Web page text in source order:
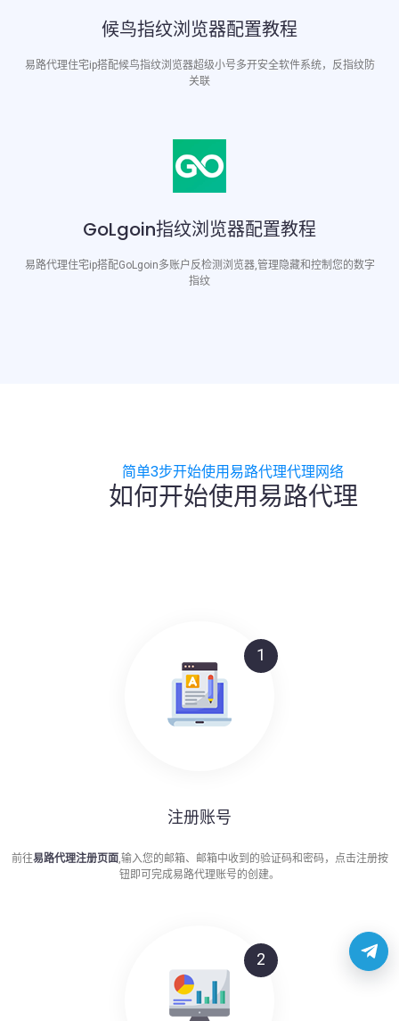
候鸟指纹浏览器配置教程
易路代理住宅ip搭配候鸟指纹浏览器超级小号多开安全软件系统，反指纹防
关联
GoLgoin指纹浏览器配置教程
易路代理住宅ip搭配GoLgoin多账户反检测浏览器,管理隐藏和控制您的数字
指纹
简单3步开始使用易路代理代理网络
如何开始使用易路代理
1
注册账号
前往易路代理注册页面,输入您的邮箱、邮箱中收到的验证码和密码，点击注册按
钮即可完成易路代理账号的创建。
2